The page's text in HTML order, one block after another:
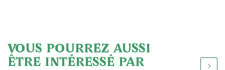
VOUS POURREZ AUSSI
ÊTRE INTÉRESSÉ PAR